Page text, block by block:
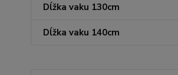
Dĺžka vaku 130cm
Dĺžka vaku 140cm